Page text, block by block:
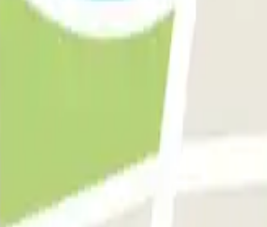
vous ne pourrez entrer et sortir du parking